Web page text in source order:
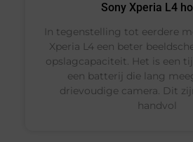
Sony Xperia L4
In tegenstelling tot eerdere
Xperia L4 een beter
opslagcapaciteit. Het is een
een batterij die lang
drievoudige camera. Dit
handvol